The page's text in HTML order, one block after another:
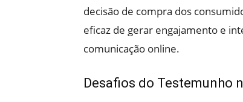
decisão de compra dos
eficaz de gerar engajamento e
comunicação online.
Desafios do Testemunho